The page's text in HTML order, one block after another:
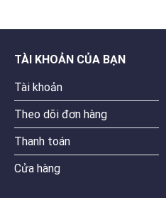
TÀI KHOẢN CỦA BẠN
Tài khoản
Theo dõi đơn hàng
Thanh toán
Cửa hàng